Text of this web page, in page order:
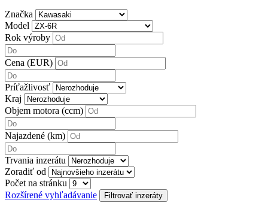
Značka
Model
Rok výroby
Cena (EUR)
Príťažlivosť
Kraj
Objem motora (ccm)
Najazdené (km)
Trvania inzerátu
Zoradiť od
Počet na stránku
Rozšírené vyhľadávanie